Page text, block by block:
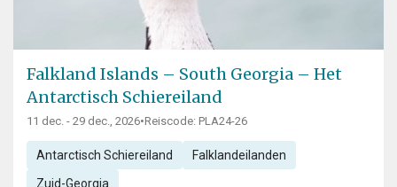
Falkland Islands – South Georgia – Het
Antarctisch Schiereiland
11 dec. - 29 dec., 2026•Reiscode: PLA24-26
Antarctisch Schiereiland Falklandeilanden
Zuid-Georgia